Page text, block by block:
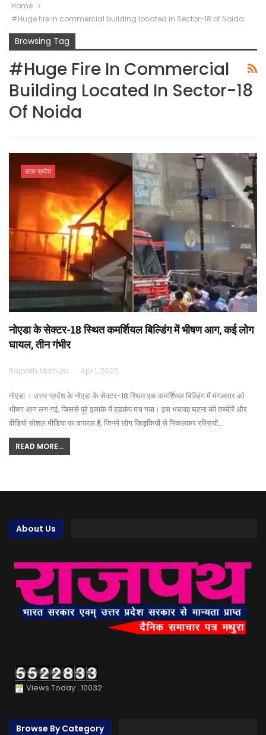
Home
#Huge fire in commercial building located in Sector-18 of Noida
Browsing Tag
#Huge Fire In Commercial
Building Located In Sector-18
Of Noida
उत्तर प्रदेश
नोएडा के सेक्टर-18 स्थित कमर्शियल बिल्डिंग में भीषण आग, कई लोग
घायल, तीन गंभीर
Rajpath Mathura Apr 1, 2025
नोएडा । उत्तर प्रदेश के नोएडा के सेक्टर-18 स्थित एक कमर्शियल बिल्डिंग में मंगलवार को
भीषण आग लग गई, जिससे पूरे इलाके में हड़कंप मच गया। इस भयावह घटना की तस्वीरें और
वीडियो सोशल मीडिया पर वायरल हैं, जिनमें लोग खिड़कियों से निकलकर रस्सियों…
READ MORE...
About Us
Views Today : 10032
Browse By Category